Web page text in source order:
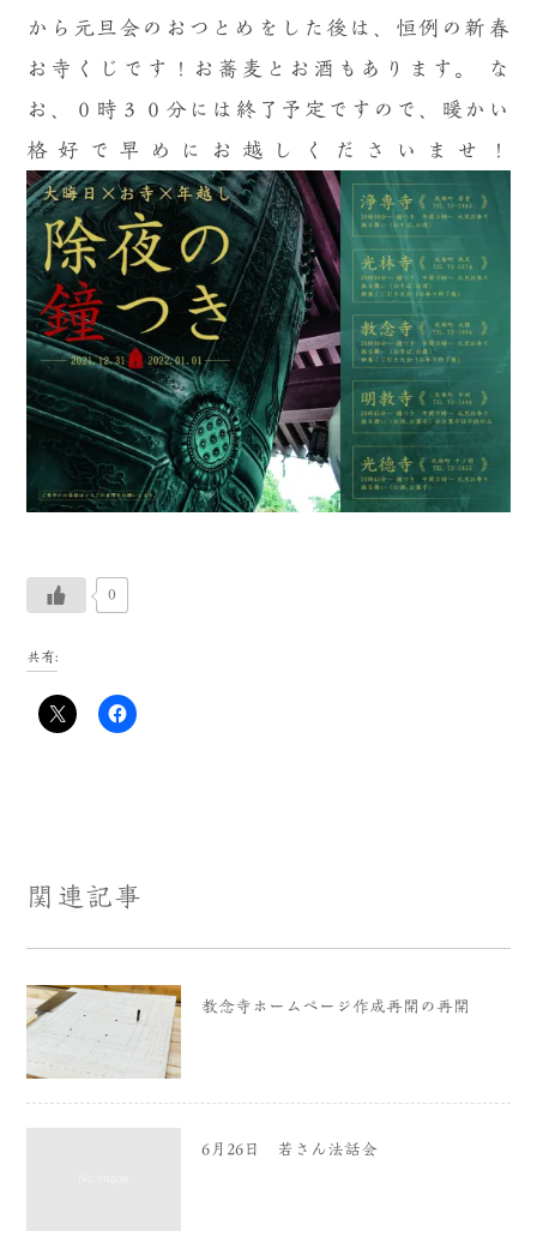
から元旦会のおつとめをした後は、恒例の新春
お寺くじです！お蕎麦とお酒もあります。
な
お、０時３０分には終了予定ですので、暖かい
格好で早めにお越しくださいませ！
0
共有:
関連記事
教念寺ホームページ作成再開の再開
6月26日 若さん法話会